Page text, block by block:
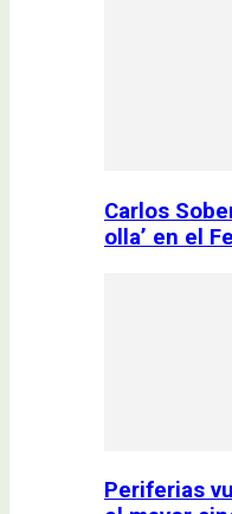
Carlos
olla’ en el
Periferias